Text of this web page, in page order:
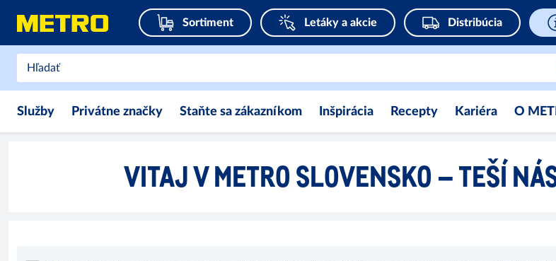
Sortiment Letáky a akcie Distribúcia
Služby Privátne značky Staňte sa zákazníkom Inšpirácia Recepty Kariéra O
VITAJ V METRO SLOVENSKO – TEŠÍ